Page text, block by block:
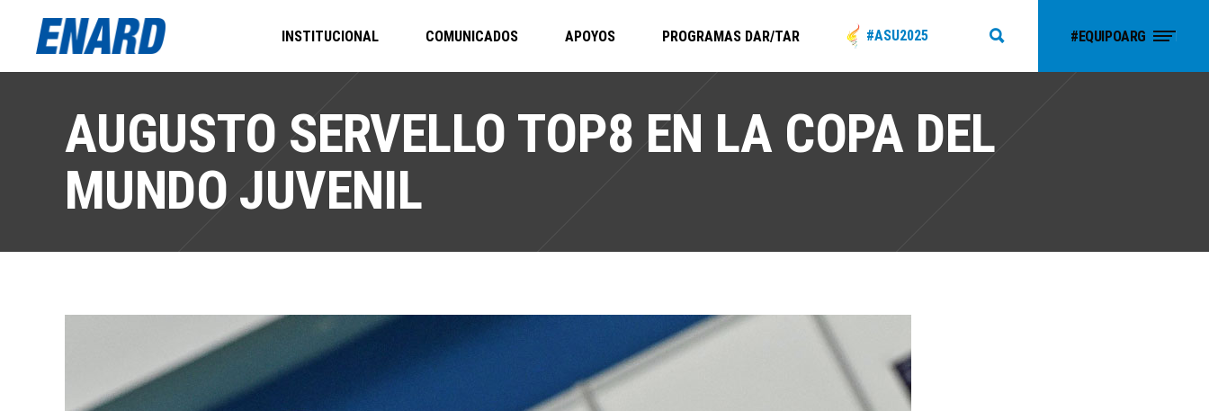
INSTITUCIONAL COMUNICADOS APOYOS PROGRAMAS DAR/TAR #ASU2025 #EQUIPOARG
AUGUSTO SERVELLO TOP8 EN LA COPA DEL
MUNDO JUVENIL